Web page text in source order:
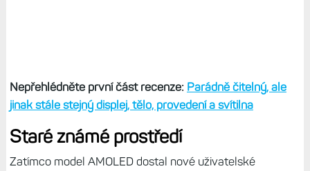
Nepřehlédněte první část recenze: Parádně čitelný, ale
jinak stále stejný displej, tělo, provedení a svítilna
Staré známé prostředí
Zatímco model AMOLED dostal nové uživatelské